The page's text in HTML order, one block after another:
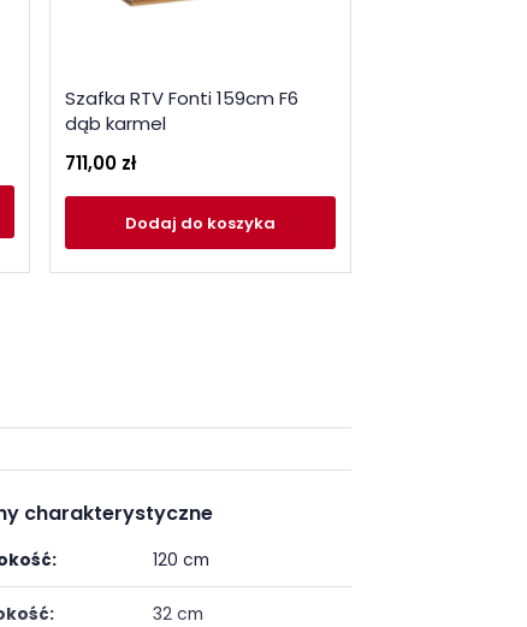
Szafka RTV Fonti 159cm F6
dąb karmel
711,00 zł
Dodaj do koszyka
charakterystyczne
120 cm
32 cm